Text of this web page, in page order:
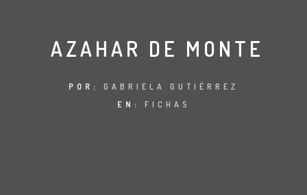
INTERVENCIONESAZAHAR DE MONTE
POR: GABRIELA GUTIÉRREZ
EN: FICHAS